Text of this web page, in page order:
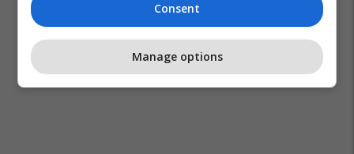
Consent
Manage options